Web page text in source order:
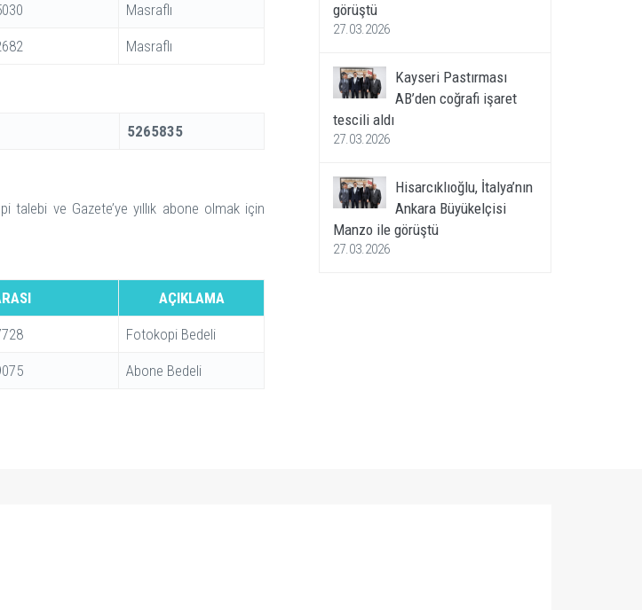
Masraflı
Masraflı
5265835
talebi ve Gazete’ye yıllık abone olmak için
AÇIKLAMA
Fotokopi Bedeli
Abone Bedeli
görüştü
27.03.2026
Kayseri Pastırması
AB’den coğrafi işaret
tescili aldı
27.03.2026
Hisarcıklıoğlu, İtalya’nın
Ankara Büyükelçisi
Manzo ile görüştü
27.03.2026